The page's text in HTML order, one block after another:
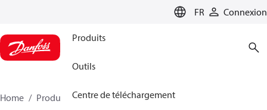
FR Connexion
Produits
Outils
Centre de téléchargement
Home Produits
Climate Solutions - chauffage